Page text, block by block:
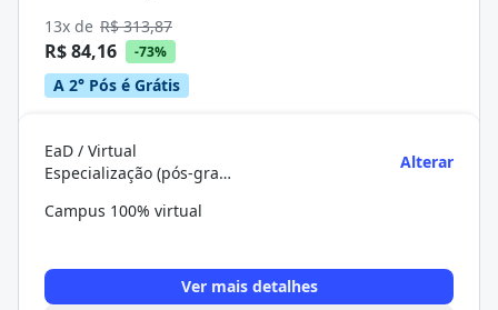
13x de R$ 313,87
R$ 84,16 -73%
A 2° Pós é Grátis
EaD / Virtual
Especialização (pós-graduação)
Alterar
Campus 100% virtual
Ver mais detalhes